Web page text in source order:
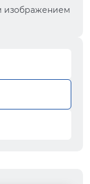
изображением